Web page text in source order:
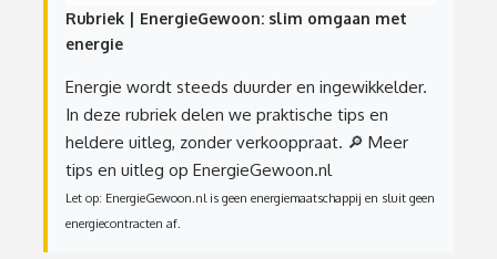
Rubriek | EnergieGewoon: slim omgaan met
energie
Energie wordt steeds duurder en ingewikkelder.
In deze rubriek delen we praktische tips en
heldere uitleg, zonder verkooppraat. 🔎 Meer
tips en uitleg op EnergieGewoon.nl
Let op: EnergieGewoon.nl is geen energiemaatschappij en sluit geen
energiecontracten af.